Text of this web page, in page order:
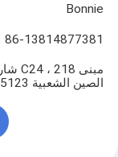
Bonnie
86-13814877381
الصين الشعبية 215123